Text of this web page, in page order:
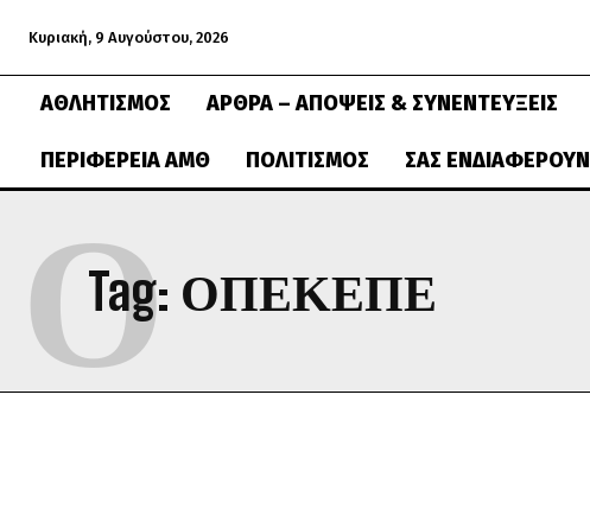
Κυριακή, 9 Αυγούστου, 2026
ΑΘΛΗΤΙΣΜΌΣ ΆΡΘΡΑ – ΑΠΌΨΕΙΣ & ΣΥΝΕΝΤΕΎΞΕΙΣ
ΠΕΡΙΦΈΡΕΙΑ ΑΜΘ ΠΟΛΙΤΙΣΜΌΣ ΣΑΣ ΕΝΔΙΑΦΈΡΟΥΝ
Tag: ΟΠΕΚΕΠΕ
Ο